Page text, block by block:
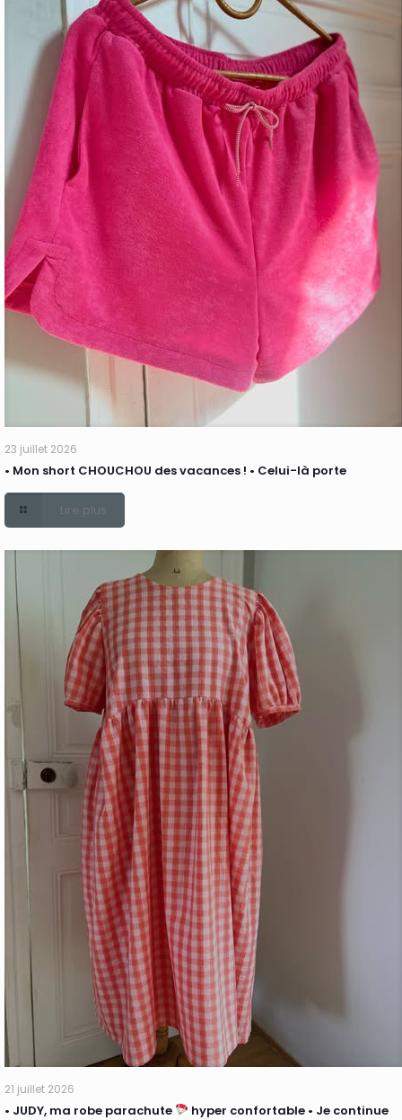
23 juillet 2026
• Mon short CHOUCHOU des vacances ! • Celui-là porte
Lire plus
21 juillet 2026
• JUDY, ma robe parachute hyper confortable • Je continue